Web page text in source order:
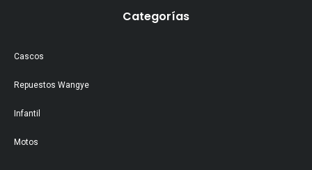
Categorías
Cascos
Repuestos Wangye
Infantil
Motos